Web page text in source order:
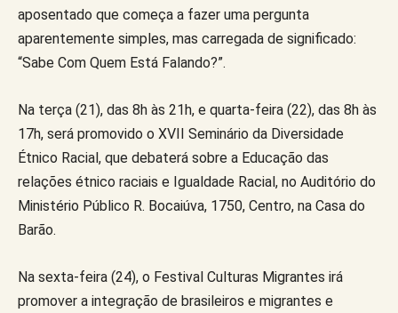
aposentado que começa a fazer uma pergunta
aparentemente simples, mas carregada de significado:
“Sabe Com Quem Está Falando?”.
Na terça (21), das 8h às 21h, e quarta-feira (22), das 8h às
17h, será promovido o XVII Seminário da Diversidade
Étnico Racial, que debaterá sobre a Educação das
relações étnico raciais e Igualdade Racial, no Auditório do
Ministério Público R. Bocaiúva, 1750, Centro, na Casa do
Barão.
Na sexta-feira (24), o Festival Culturas Migrantes irá
promover a integração de brasileiros e migrantes e